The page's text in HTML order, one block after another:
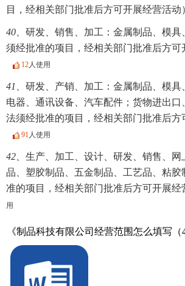
目，经相关部门批准后方可开展经营活动
40、 研发、销售、加工：金属制品、模具
须经批准的项目，经相关部门批准后方可
12人使用
41、 研发、产销、加工：金属制品、模具
电器、通讯设备、汽车配件；货物进出口
法须经批准的项目，经相关部门批准后方
91人使用
42、 生产、加工、设计、研发、销售、网
品、塑胶制品、五金制品、工艺品、粘胶
准的项目，经相关部门批准后方可开展经
用
《制品科技有限公司经营范围怎么填写（